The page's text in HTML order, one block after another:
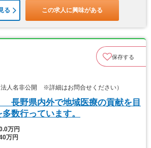
る この求人に興味がある
保存する
人名非公開 ※詳細はお問合せください）
長野県内外で地域医療の貢献を目
数行っています。
万円
万円